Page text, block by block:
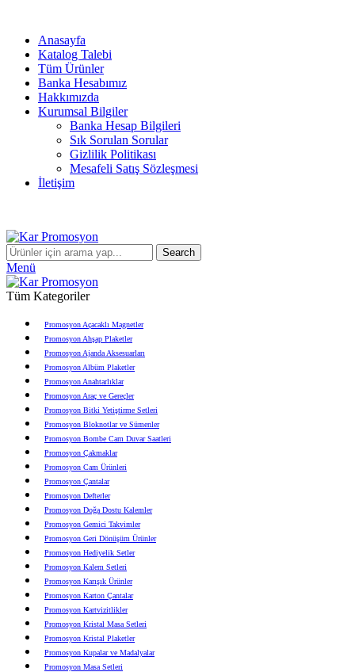
Anasayfa
Katalog Talebi
Tüm Ürünler
Banka Hesabımız
Hakkımızda
Kurumsal Bilgiler
Banka Hesap Bilgileri
Sık Sorulan Sorular
Gizlilik Politikası
Mesafeli Satış Sözleşmesi
İletişim
Search
Menü
Tüm Kategoriler
Promosyon Açacaklı Magnetler
Promosyon Ahşap Plaketler
Promosyon Ajanda Aksesuarları
Promosyon Albüm Plaketler
Promosyon Anahtarlıklar
Promosyon Araç ve Gereçler
Promosyon Bitki Yetiştirme Setleri
Promosyon Bloknotlar ve Sümenler
Promosyon Bombe Cam Duvar Saatleri
Promosyon Çakmaklar
Promosyon Cam Ürünleri
Promosyon Çantalar
Promosyon Defterler
Promosyon Doğa Dostu Kalemler
Promosyon Gemici Takvimler
Promosyon Geri Dönüşüm Ürünler
Promosyon Hediyelik Setler
Promosyon Kalem Setleri
Promosyon Karışık Ürünler
Promosyon Karton Çantalar
Promosyon Kartvizitlikler
Promosyon Kristal Masa Setleri
Promosyon Kristal Plaketler
Promosyon Kupalar ve Madalyalar
Promosyon Masa Setleri